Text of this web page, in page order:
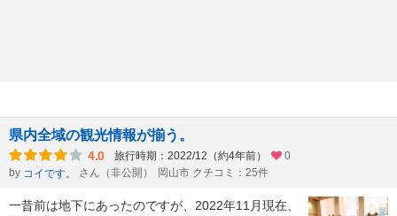
県内全域の観光情報が揃う。
4.0 旅行時期：2022/12（約4年前）
0
by コイです。 さん（非公開） 岡山市 クチコミ：25件
一昔前は地下にあったのですが、2022年11月現在、